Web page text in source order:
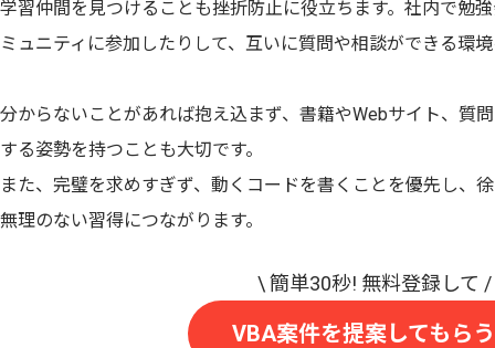
学習仲間を見つけることも挫折防止に役立ちます。社内で勉
ミュニティに参加したりして、互いに質問や相談ができる環
分からないことがあれば抱え込まず、書籍やWebサイト、質
する姿勢を持つことも大切です。
また、完璧を求めすぎず、動くコードを書くことを優先し、
無理のない習得につながります。
VBA案件を提案してもらう